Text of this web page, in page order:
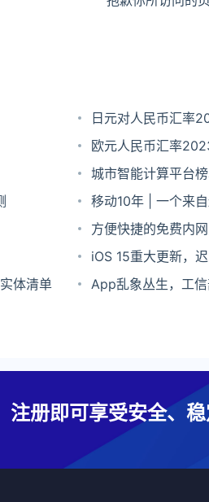
日元对人民币汇率
欧元人民币汇率
城市智能计算平台
走？
移动10年 | 一个来
方便快捷的免费内
送上】
iOS 15重大更新，
体清单
App乱象丛生，工
注册即可享受安全、